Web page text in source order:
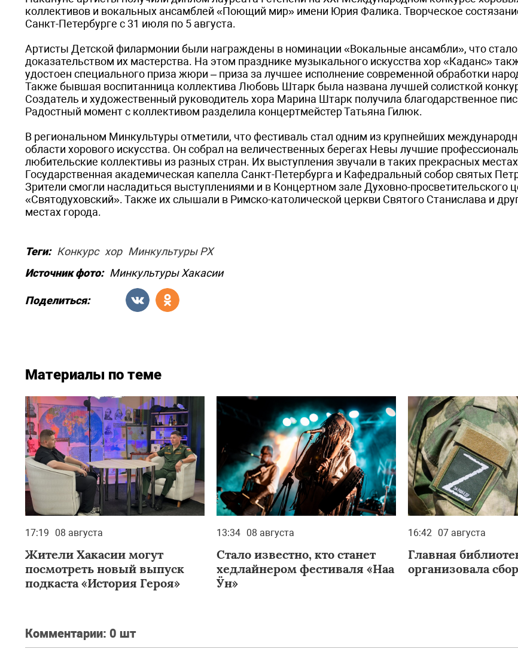
коллективов и вокальных ансамблей «Поющий мир» имени Юрия Фалика. Творческое
Санкт-Петербурге с 31 июля по 5 августа.
Артисты Детской филармонии были награждены в номинации «Вокальные ансамбли», что
доказательством их мастерства. На этом празднике музыкального искусства хор «Каданс»
удостоен специального приза жюри – приза за лучшее исполнение современной обработки
Также бывшая воспитанница коллектива Любовь Штарк была названа лучшей солисткой
Создатель и художественный руководитель хора Марина Штарк получила благодарственное
Радостный момент с коллективом разделила концертмейстер Татьяна Гилюк.
В региональном Минкультуры отметили, что фестиваль стал одним из крупнейших
области хорового искусства. Он собрал на величественных берегах Невы лучшие
любительские коллективы из разных стран. Их выступления звучали в таких прекрасных
Государственная академическая капелла Санкт-Петербурга и Кафедральный собор святых
Зрители смогли насладиться выступлениями и в Концертном зале Духовно-просветительского
«Святодуховский». Также их слышали в Римско-католической церкви Святого Станислава и
местах города.
Теги: Конкурс хор Минкультуры РХ
Источник фото: Минкультуры Хакасии
Поделиться:
Материалы по теме
17:19 08 августа
Жители Хакасии могут
посмотреть новый выпуск
подкаста «История Героя»
13:34 08 августа
Стало известно, кто станет
хедлайнером фестиваля «Наа
Ӱн»
16:42 07 августа
Главная
организовала
Комментарии: 0 шт